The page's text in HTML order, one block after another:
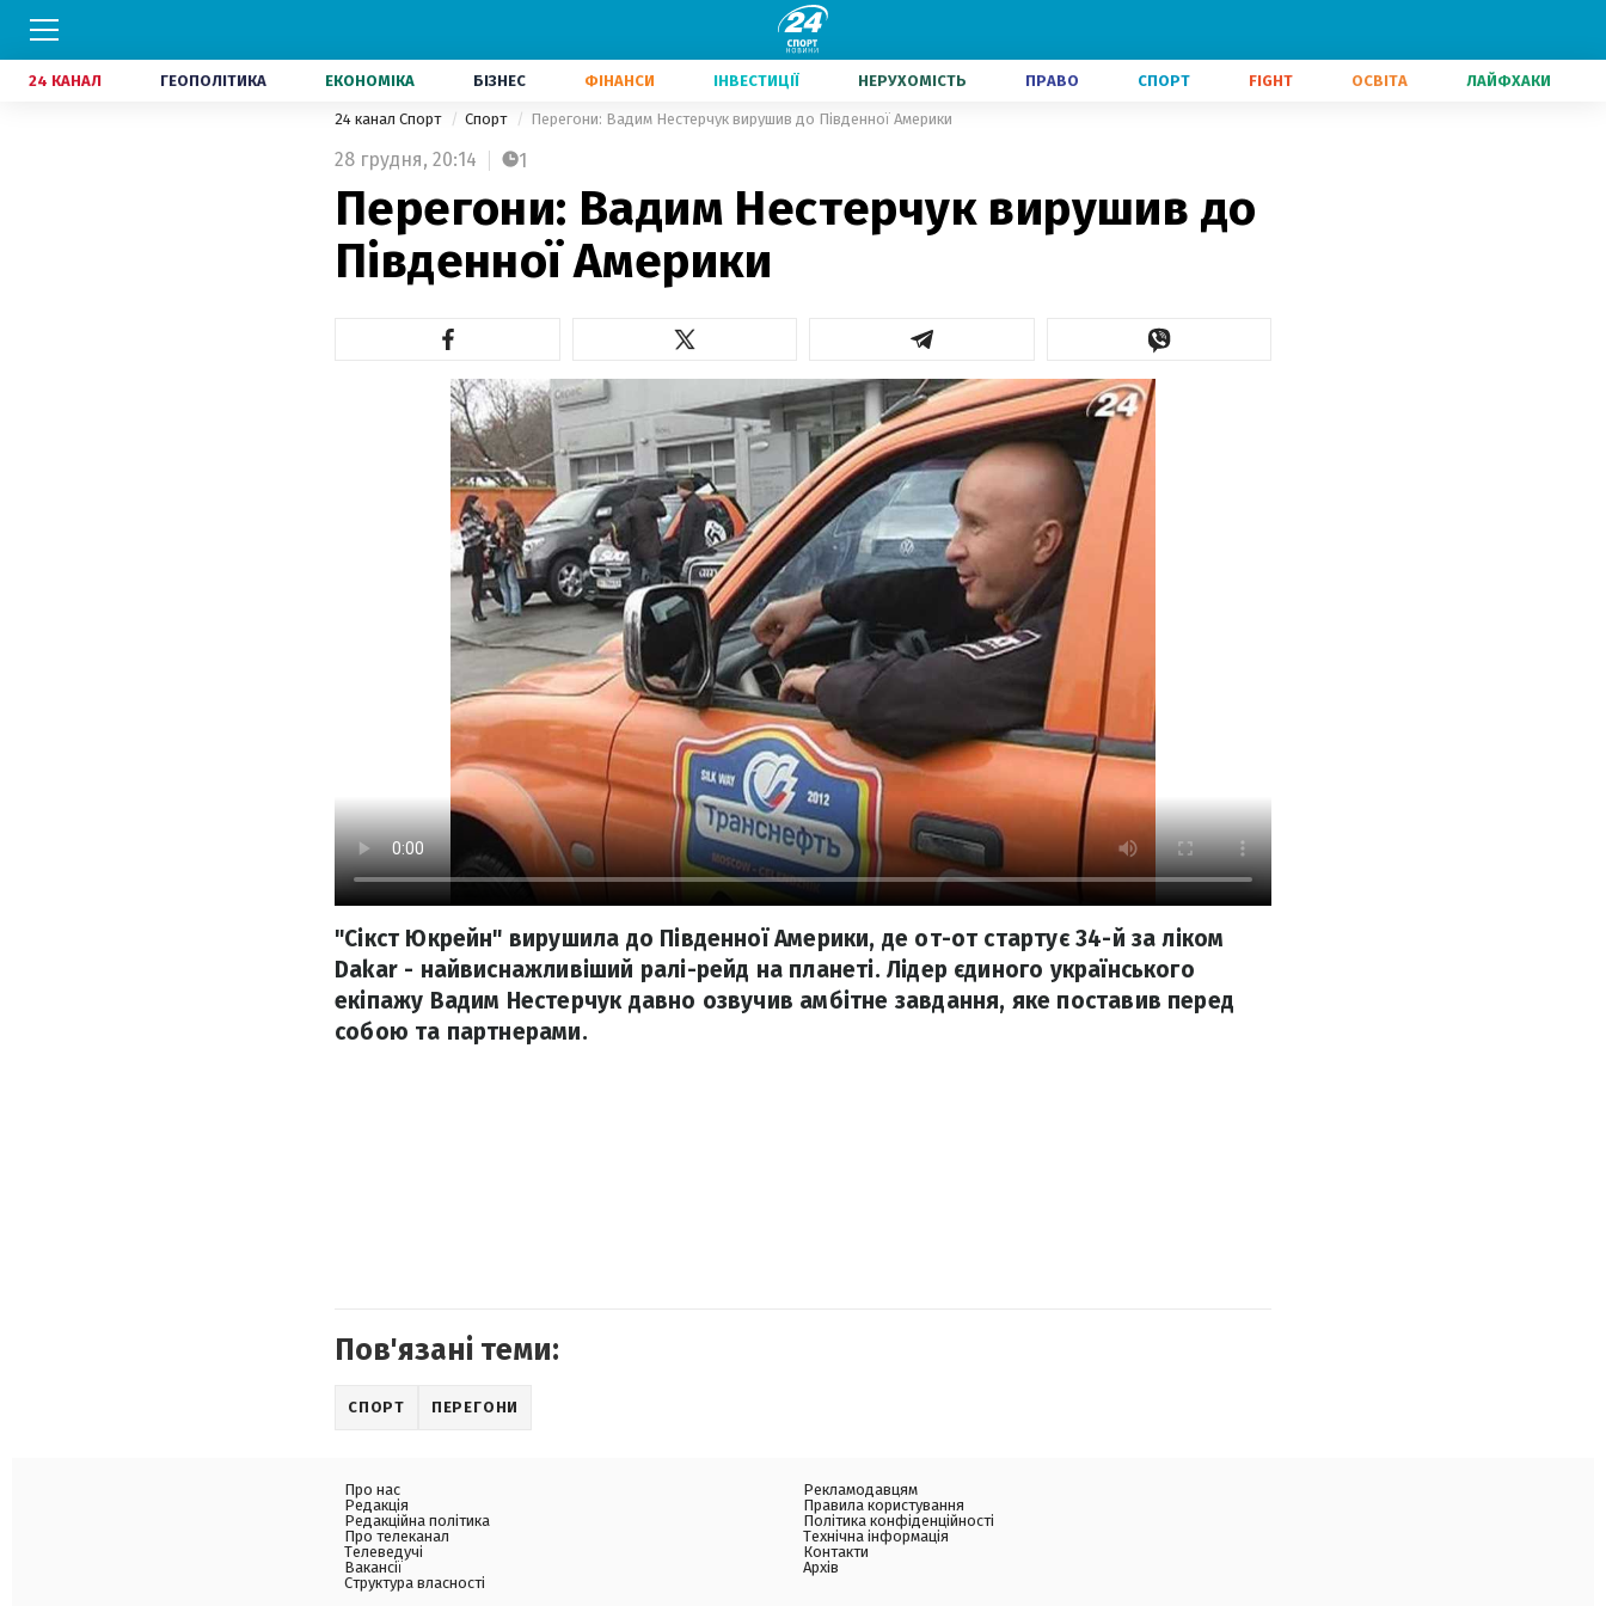
24 КАНАЛ ГЕОПОЛІТИКА ЕКОНОМІКА БІЗНЕС ФІНАНСИ ІНВЕСТИЦІЇ НЕРУХОМІСТЬ ПРАВО СПОРТ FIGHT ОСВІТА ЛАЙФХАКИ
24 канал Спорт Спорт Перегони: Вадим Нестерчук вирушив до Південної Америки
28 грудня, 20:14 1
Перегони: Вадим Нестерчук вирушив до
Південної Америки
"Сікст Юкрейн" вирушила до Південної Америки, де от-от стартує 34-й за ліком
Dakar - найвиснажливіший ралі-рейд на планеті. Лідер єдиного українського
екіпажу Вадим Нестерчук давно озвучив амбітне завдання, яке поставив перед
собою та партнерами.
Пов'язані теми:
СПОРТ ПЕРЕГОНИ
Про нас
Редакція
Редакційна політика
Про телеканал
Телеведучі
Вакансії
Структура власності
Рекламодавцям
Правила користування
Політика конфіденційності
Технічна інформація
Контакти
Архів